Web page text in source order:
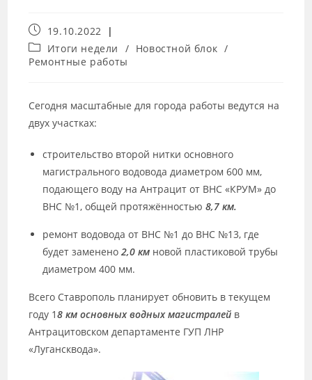
19.10.2022
Итоги недели
/ Новостной блок /
Ремонтные работы
Сегодня масштабные для города работы ведутся на
двух участках:
строительство второй нитки основного
магистрального водовода диаметром 600 мм,
подающего воду на Антрацит от ВНС «КРУМ» до
ВНС №1, общей протяжённостью 8,7 км.
ремонт водовода от ВНС №1 до ВНС №13, где
будет заменено2,0 км новой пластиковой трубы
диаметром 400 мм.
Всего Ставрополь планирует обновить в текущем
году 18 км основных водных магистралей в
Антрацитовском департаменте ГУП ЛНР
«Лугансквода».